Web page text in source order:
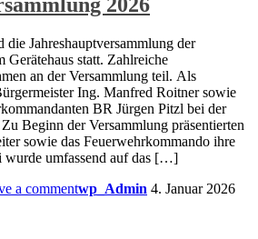
die Jahreshauptversammlung der
Gerätehaus statt. Zahlreiche
an der Versammlung teil. Als
Ing. Manfred Roitner sowie
BR Jürgen Pitzl bei der
Beginn der Versammlung präsentierten
sowie das Feuerwehrkommando ihre
wurde umfassend auf das […]
a commentwp_Admin 4. Januar 2026